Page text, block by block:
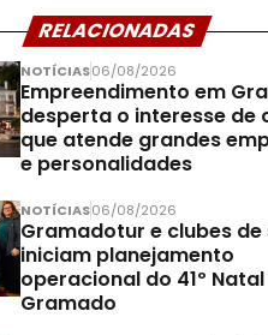
RELACIONADAS
NOTÍCIAS06/08/2026
Empreendimento em
desperta o interesse de
que atende grandes
e personalidades
NOTÍCIAS06/08/2026
Gramadotur e clubes
iniciam planejamento
operacional do 41º Natal
Gramado